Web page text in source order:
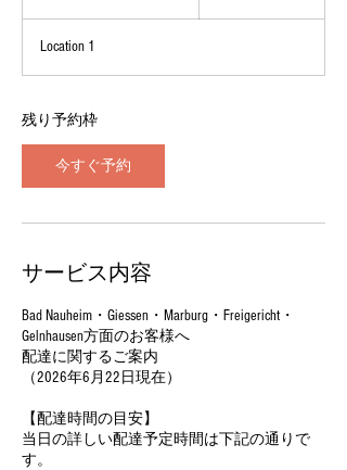
9
Location 1
残り予約枠
今すぐ予約
サービス内容
Bad Nauheim・Giessen・Marburg・Freigericht・
Gelnhausen方面のお客様へ
配達に関するご案内
（2026年6月22日現在）
【配達時間の目安】
当日の詳しい配達予定時間は下記の通りで
す。